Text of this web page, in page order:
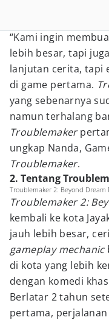
“Kami ingin
lebih besar, tapi
lanjutan cerita, tapi
di game pertama.
yang sebenarnya
namun terhalang
Troublemaker
ungkap Nanda,
Troublemaker.
2. Tentang
Troublemaker 2: Beyond
Troublemaker 2:
kembali ke kota
jauh lebih besar,
gameplay mechanic
di kota yang lebih
dengan komedi
Berlatar 2 tahun
pertama, perjalanan